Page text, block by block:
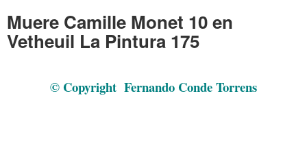
Muere Camille Monet 10 en
Vetheuil La Pintura 175
© Copyright Fernando Conde Torrens